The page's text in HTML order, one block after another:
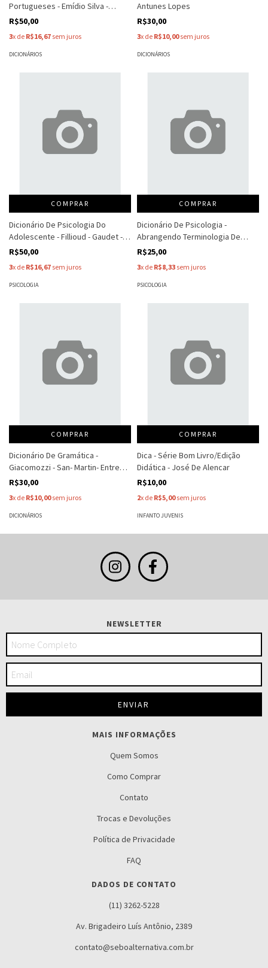
Portugueses - Emídio Silva -
António Tavares
R$50,00
3x de R$16,67 sem juros
DICIONÁRIOS
Antunes Lopes
R$30,00
3x de R$10,00sem juros
DICIONÁRIOS
COMPRAR
Dicionário De Psicologia Do
Adolescente - Fillioud - Gaudet -
Entre Outros
R$50,00
3x de R$16,67 sem juros
PSICOLOGIA
COMPRAR
Dicionário De Psicologia -
Abrangendo Terminologia De
Ciências - E. Dorin
R$25,00
3x de R$8,33 sem juros
PSICOLOGIA
COMPRAR
Dicionário De Gramática -
Giacomozzi - San- Martin- Entre
Outros
R$30,00
3x de R$10,00sem juros
DICIONÁRIOS
COMPRAR
Dica - Série Bom Livro/Edição
Didática - José De Alencar
R$10,00
2x de R$5,00sem juros
INFANTO JUVENIS
NEWSLETTER
MAIS INFORMAÇÕES
Quem Somos
Como Comprar
Contato
Trocas e Devoluções
Política de Privacidade
FAQ
DADOS DE CONTATO
(11) 3262-5228
Av. Brigadeiro Luís Antônio, 2389
contato@seboalternativa.com.br